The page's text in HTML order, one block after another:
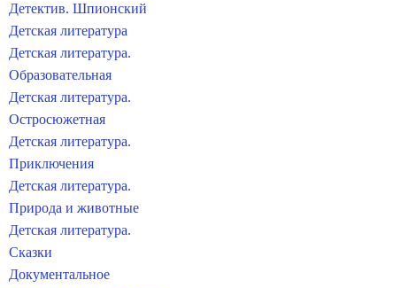
Детектив. Шпионский
Детская литература
Детская литература.
Образовательная
Детская литература.
Остросюжетная
Детская литература.
Приключения
Детская литература.
Природа и животные
Детская литература.
Сказки
Документальное